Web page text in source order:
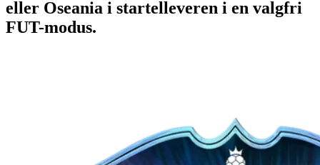
eller Oseania i startelleveren i en valgfri
FUT-modus.